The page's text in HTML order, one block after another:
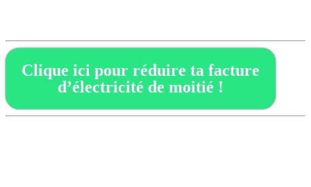
Clique ici pour réduire ta facture
d’électricité de moitié !